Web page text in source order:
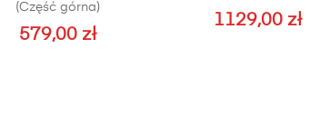
(Część górna)
579,00 zł
1129,00 zł